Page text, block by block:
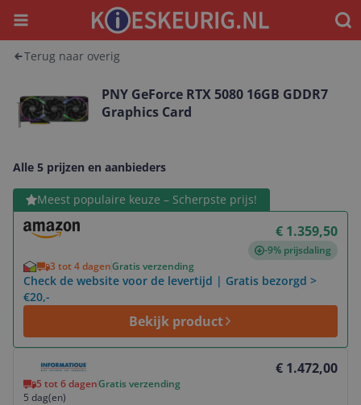
Menu
Terug naar overig
PNY GeForce RTX 5080 16GB GDDR7
Graphics Card
Alle 5 prijzen en aanbieders
Meest populaire keuze – Scherpste prijs!
€ 1.359,50
-9% prijsdaling
3 tot 4 dagenGratis verzending
Check de website voor de levertijd | Gratis bezorgd >
€20,-
Bekijk product
Bekijk product
€ 1.472,00
5 tot 6 dagenGratis verzending
5 dag(en)